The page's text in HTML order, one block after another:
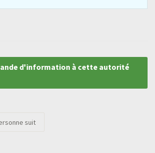
d'information à cette autorité
suit